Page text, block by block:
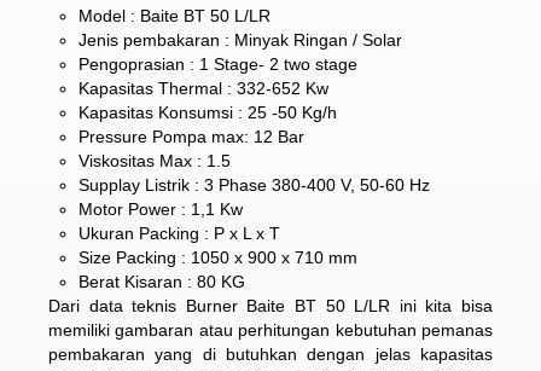
Model : Baite BT 50 L/LR
Jenis pembakaran : Minyak Ringan / Solar
Pengoprasian : 1 Stage- 2 two stage
Kapasitas Thermal : 332-652 Kw
Kapasitas Konsumsi : 25 -50 Kg/h
Pressure Pompa max: 12 Bar
Viskositas Max : 1.5
Supplay Listrik : 3 Phase 380-400 V, 50-60 Hz
Motor Power : 1,1 Kw
Ukuran Packing : P x L x T
Size Packing : 1050 x 900 x 710 mm
Berat Kisaran : 80 KG
Dari data teknis Burner Baite BT 50 L/LR ini kita bisa
memiliki gambaran atau perhitungan kebutuhan pemanas
pembakaran yang di butuhkan dengan jelas kapasitas